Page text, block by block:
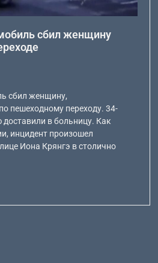
сбил женщину
сбил женщину,
пешеходному переходу. 34-
в больницу. Как
инцидент произошел
Иона Крянгэ в столично